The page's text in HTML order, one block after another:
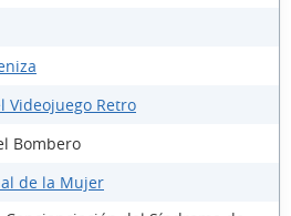
Videojuego Retro
Bombero
de la Mujer